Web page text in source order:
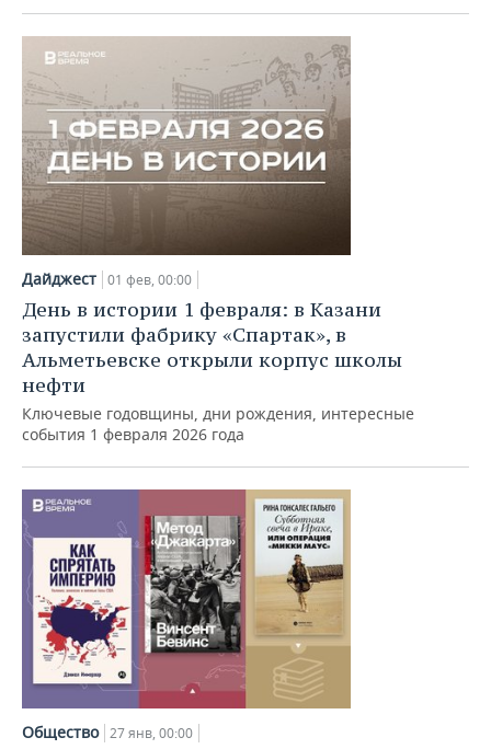
Дайджест 01 фев, 00:00
День в истории 1 февраля: в Казани
запустили фабрику «Спартак», в
Альметьевске открыли корпус школы
нефти
Ключевые годовщины, дни рождения, интересные
события 1 февраля 2026 года
Общество 27 янв, 00:00